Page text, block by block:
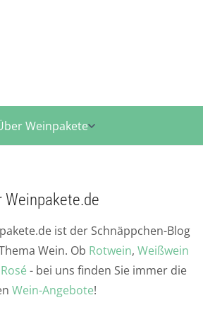
Weinpakete
Weinpakete.de
ist der Schnäppchen-Blog
Wein. Ob Rotwein, Weißwein
Rosé - bei uns finden Sie immer die
Wein-Angebote!